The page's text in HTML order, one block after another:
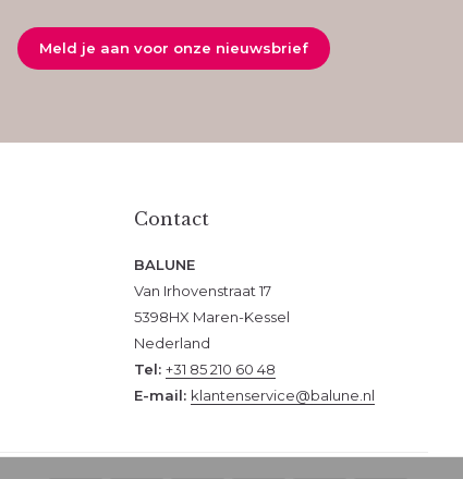
Meld je aan voor onze nieuwsbrief
Contact
BALUNE
Van Irhovenstraat 17
5398HX Maren-Kessel
Nederland
Tel: +31 85 210 60 48
E-mail: klantenservice@balune.nl